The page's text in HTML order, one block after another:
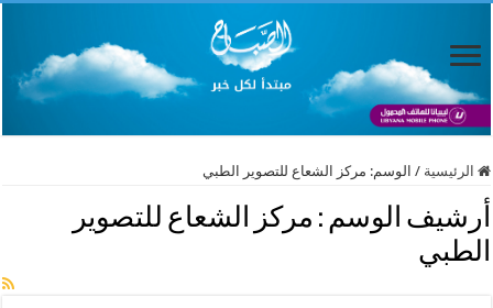
الرئيسية / الوسم: مركز الشعاع للتصوير الطبي
أرشيف الوسم : مركز الشعاع للتصوير
الطبي